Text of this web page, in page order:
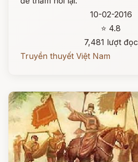
10-02-2016
⭐ 4.8
7,481 lượt đọc
Truyền thuyết Việt Nam